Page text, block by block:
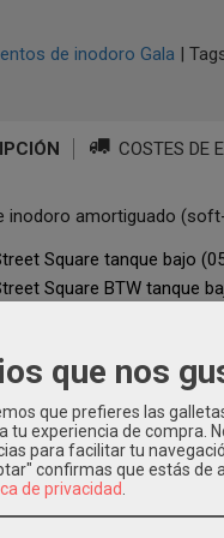
de inodoro Gala |
COSTES DE
inodoro amortiguado
Square tanque bajo
Square BTW tanque
Relacionados
-16 %
que nos
que prefieres las
tu experiencia de compra.
para facilitar tu
confirmas que estás de
de privacidad.